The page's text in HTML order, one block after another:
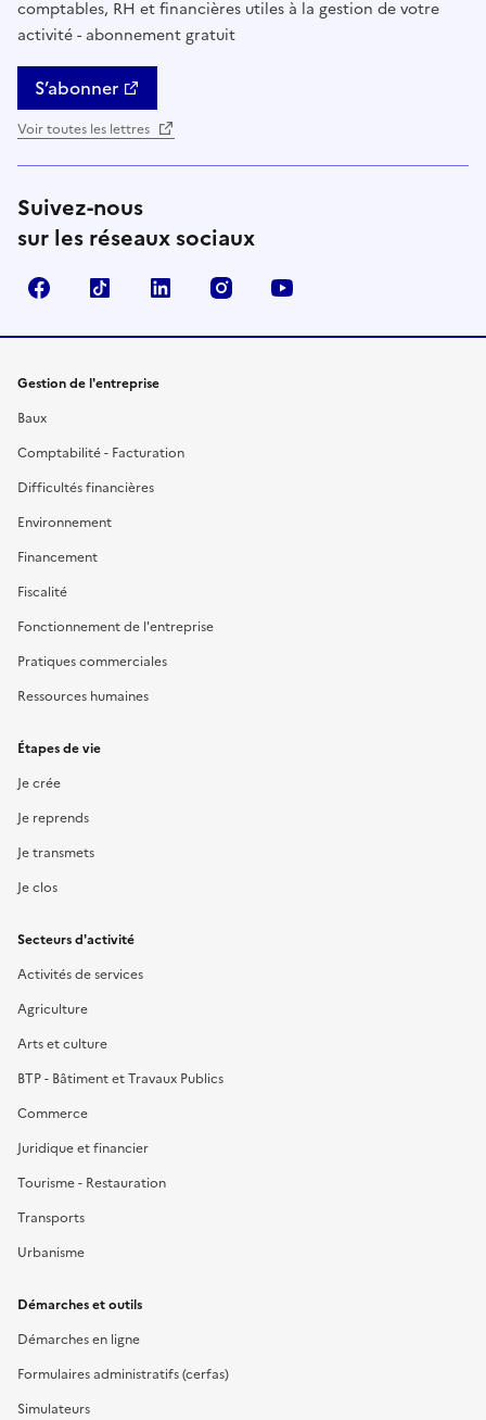
comptables, RH et financières utiles à la gestion de votre
activité - abonnement gratuit
S’abonner
Voir toutes les lettres
Suivez-nous
sur les réseaux sociaux
FacebookTikTok Linkedin Instagram
Gestion de l'entreprise
Baux
Comptabilité - Facturation
Difficultés financières
Environnement
Financement
Fiscalité
Fonctionnement de l'entreprise
Pratiques commerciales
Ressources humaines
Étapes de vie
Je crée
Je reprends
Je transmets
Je clos
Secteurs d'activité
Activités de services
Agriculture
Arts et culture
BTP - Bâtiment et Travaux Publics
Commerce
Juridique et financier
Tourisme - Restauration
Transports
Urbanisme
Démarches et outils
Démarches en ligne
Formulaires administratifs (cerfas)
Simulateurs